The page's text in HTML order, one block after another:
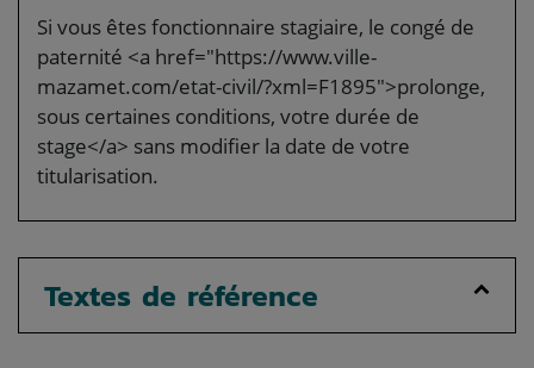
Si vous êtes fonctionnaire stagiaire, le congé de
paternité <a href="https://www.ville-
mazamet.com/etat-civil/?xml=F1895">prolonge,
sous certaines conditions, votre durée de
stage</a> sans modifier la date de votre
titularisation.
Textes de référence